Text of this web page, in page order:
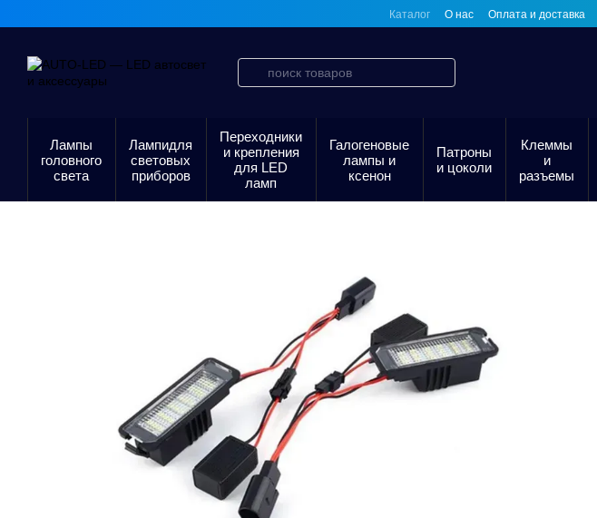
Каталог О нас Оплата и доставка
Лампы
головного
света
Лампидля
световых
приборов
Переходники
и крепления
для LED
ламп
Галогеновые
лампы и
ксенон
Патроны
и цоколи
Клеммы
и
разъемы